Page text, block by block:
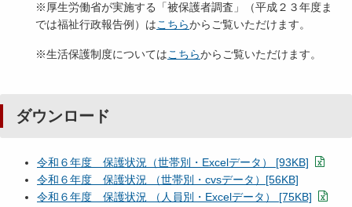
※厚生労働省が実施する「被保護者調査」（平成２３年度ま
では福祉行政報告例）はこちらからご覧いただけます。
※生活保護制度についてはこちらからご覧いただけます。
ダウンロード
令和６年度 保護状況（世帯別・Excelデータ） [93KB]
令和６年度 保護状況 （世帯別・cvsデータ）[56KB]
令和６年度 保護状況 （人員別・Excelデータ） [75KB]